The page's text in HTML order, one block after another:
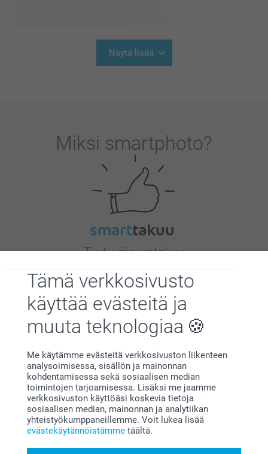
Tämä verkkosivusto
käyttää evästeitä ja
muuta teknologiaa
Me käytämme evästeitä verkkosivuston liikenteen
analysoimisessa, sisällön ja mainonnan
kohdentamisessa sekä sosiaalisen median
toimintojen tarjoamisessa. Lisäksi me jaamme
verkkosivuston käyttöäsi koskevia tietoja
sosiaalisen median, mainonnan ja analytiikan
yhteistyökumppaneillemme. Voit lukea lisää
evästekäytännöistämme täältä.
Näytä lisää
Miksi smartphoto?
Tyytyväisyystakuu
Bonusta kaikista tilauksista